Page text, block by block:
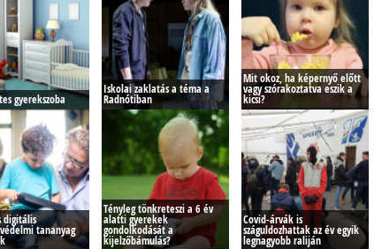
gyerekszoba
Iskolai zaklatás a téma a
Radnótiban
Mit okoz, ha képernyő előtt
vagy szórakoztatva eszik a
kicsi?
digitális
tananyag
Tényleg tönkreteszi a 6 év
alatti gyerekek
gondolkodását a
kijelzőbámulás?
Covid-árvák is
száguldozhattak az év egyik
legnagyobb raliján